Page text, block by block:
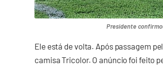
Presidente
Ele está de volta. Após passagem
camisa Tricolor. O anúncio foi feito